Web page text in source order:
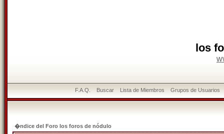
los
F.A.Q. Buscar Lista de Miembros Grupos de Usuarios
�ndice del Foro los foros de nódulo